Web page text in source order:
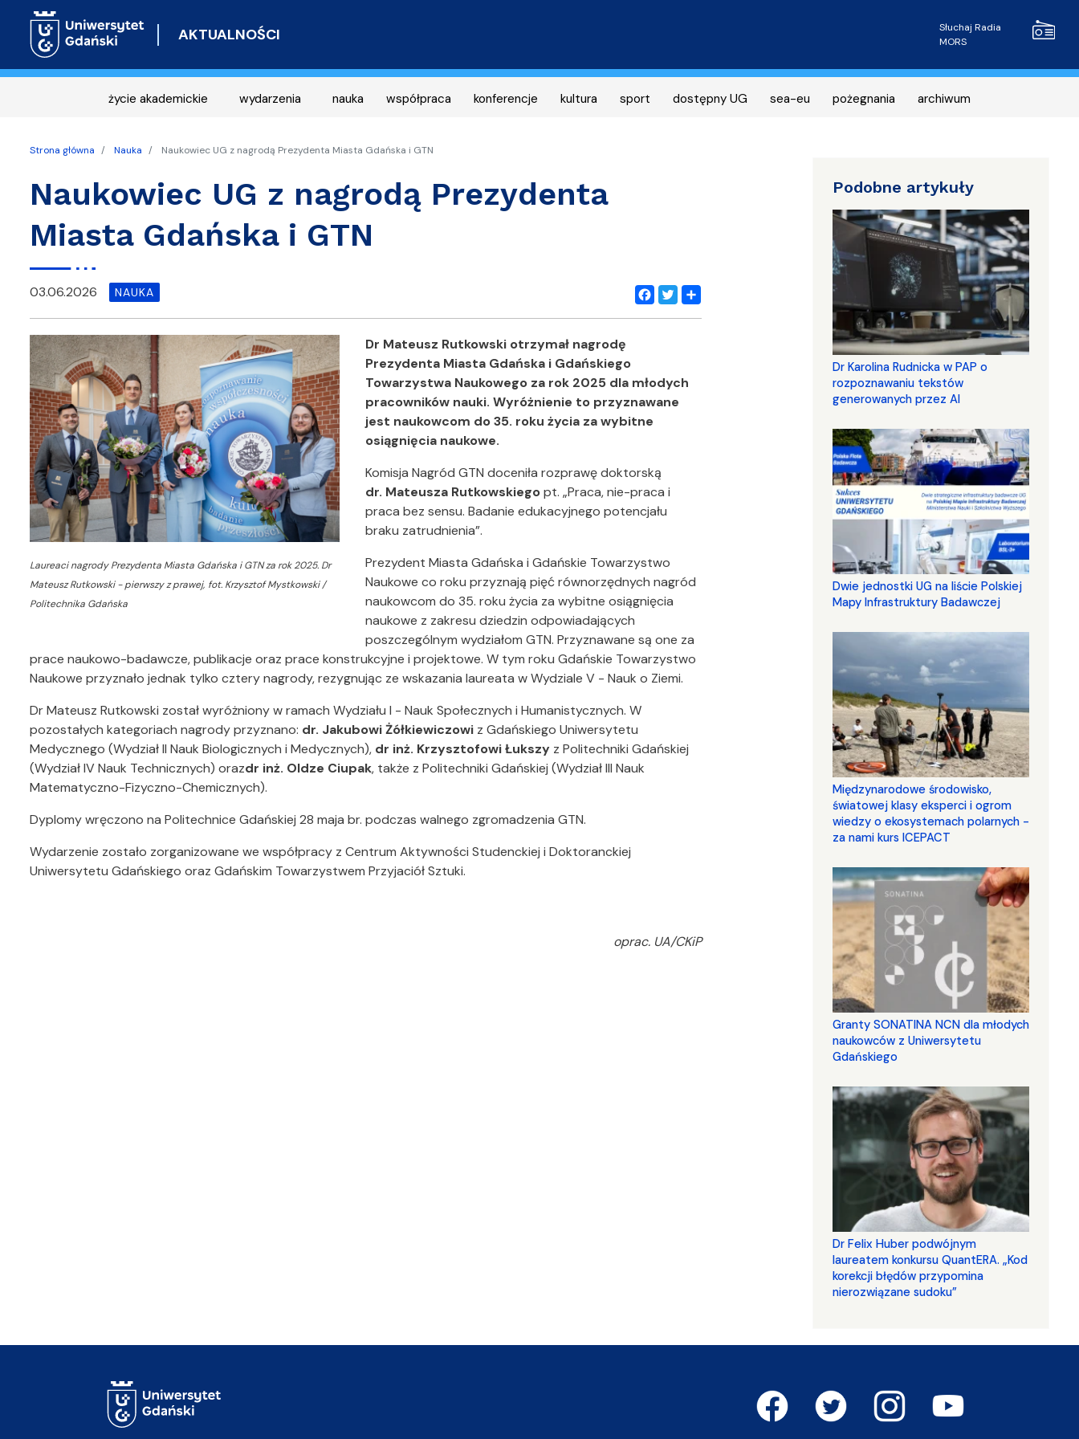
AKTUALNOŚCI Radio
Słuchaj Radia
MORS
życie akademickie wydarzenia nauka współpraca konferencje kultura sport dostępny UG sea-eu pożegnania archiwum
Strona główna Nauka Naukowiec UG z nagrodą Prezydenta Miasta Gdańska i GTN
Naukowiec UG z nagrodą Prezydenta
Miasta Gdańska i GTN
Facebook
Twitter
Share
03.06.2026 NAUKA
Laureaci nagrody Prezydenta Miasta Gdańska i GTN za rok 2025. Dr
Mateusz Rutkowski - pierwszy z prawej, fot. Krzysztof Mystkowski /
Politechnika Gdańska
Dr Mateusz Rutkowski otrzymał nagrodę
Prezydenta Miasta Gdańska i Gdańskiego
Towarzystwa Naukowego za rok 2025 dla młodych
pracowników nauki. Wyróżnienie to przyznawane
jest naukowcom do 35. roku życia za wybitne
osiągnięcia naukowe.
Komisja Nagród GTN doceniła rozprawę doktorską
dr. Mateusza Rutkowskiegopt. „Praca, nie-praca i
praca bez sensu. Badanie edukacyjnego potencjału
braku zatrudnienia”.
Prezydent Miasta Gdańska i Gdańskie Towarzystwo
Naukowe co roku przyznają pięć równorzędnych nagród
naukowcom do 35. roku życia za wybitne osiągnięcia
naukowe z zakresu dziedzin odpowiadających
poszczególnym wydziałom GTN. Przyznawane są one za
prace naukowo-badawcze, publikacje oraz prace konstrukcyjne i projektowe. W tym roku Gdańskie Towarzystwo
Naukowe przyznało jednak tylko cztery nagrody, rezygnując ze wskazania laureata w Wydziale V - Nauk o Ziemi.
Dr Mateusz Rutkowski został wyróżniony w ramach Wydziału I - Nauk Społecznych i Humanistycznych. W
pozostałych kategoriach nagrody przyznano: dr. Jakubowi Żółkiewiczowi z Gdańskiego Uniwersytetu
Medycznego (Wydział II Nauk Biologicznych i Medycznych), dr inż. Krzysztofowi Łukszy z Politechniki Gdańskiej
(Wydział IV Nauk Technicznych) orazdr inż. Oldze Ciupak, także z Politechniki Gdańskiej (Wydział III Nauk
Matematyczno-Fizyczno-Chemicznych).
Dyplomy wręczono na Politechnice Gdańskiej 28 maja br. podczas walnego zgromadzenia GTN.
Wydarzenie zostało zorganizowane we współpracy z Centrum Aktywności Studenckiej i Doktoranckiej
Uniwersytetu Gdańskiego oraz Gdańskim Towarzystwem Przyjaciół Sztuki.
oprac. UA/CKiP
Podobne artykuły
Dr Karolina Rudnicka w PAP o
rozpoznawaniu tekstów
generowanych przez AI
Dwie jednostki UG na liście Polskiej
Mapy Infrastruktury Badawczej
Międzynarodowe środowisko,
światowej klasy eksperci i ogrom
wiedzy o ekosystemach polarnych -
za nami kurs ICEPACT
Granty SONATINA NCN dla młodych
naukowców z Uniwersytetu
Gdańskiego
Dr Felix Huber podwójnym
laureatem konkursu QuantERA. „Kod
korekcji błędów przypomina
nierozwiązane sudoku”